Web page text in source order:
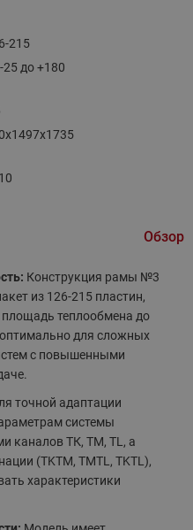
215
25 до +180
Обзор
Конструкция рамы №3
из 126-215 пластин,
теплообмена до
для сложных
с повышенными
точной адаптации
системы
каналов ТК, ТМ, TL, а
(TKTM, TMTL, TKTL),
характеристики